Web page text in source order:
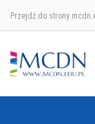
Przejdź do strony